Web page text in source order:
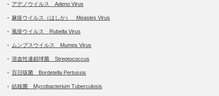
アデノウイルス Adeno Virus
麻疹ウイルス（はしか） Measles Virus
風疹ウイルス Rubella Virus
ムンプスウイルス Mumps Virus
溶血性連鎖球菌 Streptococcus
百日咳菌 Bordetella Pertussis
結核菌 Mycobacterium Tuberculosis